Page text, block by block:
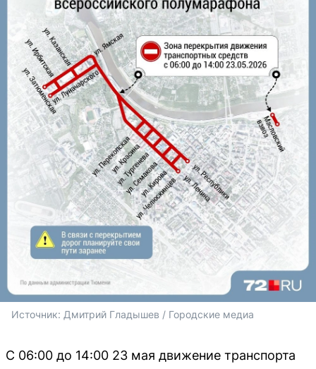
Источник: Дмитрий Гладышев / Городские медиа
С 06:00 до 14:00 23 мая движение транспорта